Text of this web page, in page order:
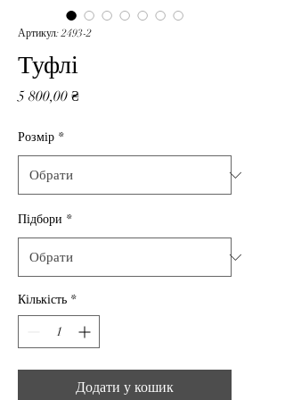
Артикул: 2493-2
Туфлі
5 800,00 ₴Ціна
Розмір *
Підбори *
Кількість *
Додати у кошик